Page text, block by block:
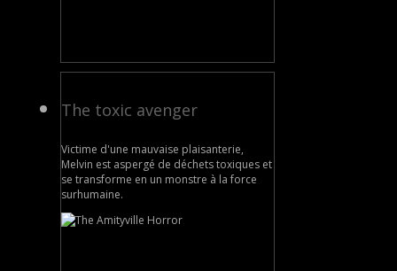
The toxic avenger
Victime d'une mauvaise plaisanterie,
Melvin est aspergé de déchets toxiques et
se transforme en un monstre à la force
surhumaine.